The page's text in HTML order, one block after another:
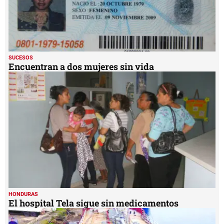
SUCESOS
Encuentran a dos mujeres sin vida
HONDURAS
El hospital Tela sigue sin medicamentos